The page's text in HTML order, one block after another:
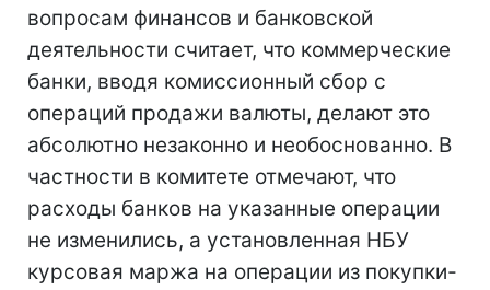
вопросам финансов и банковской
деятельности считает, что коммерческие
банки, вводя комиссионный сбор с
операций продажи валюты, делают это
абсолютно незаконно и необоснованно. В
частности в комитете отмечают, что
расходы банков на указанные операции
не изменились, а установленная НБУ
курсовая маржа на операции из покупки-